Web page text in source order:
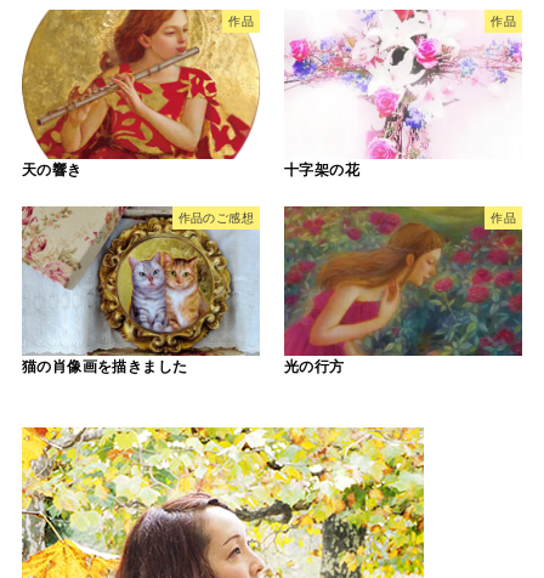
作品
天の響き
作品
十字架の花
作品のご感想
猫の肖像画を描きました
作品
光の行方